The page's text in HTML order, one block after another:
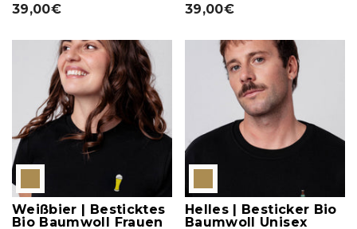
39,00€ 39,00€
Weißbier | Besticktes
Bio Baumwoll Frauen
Helles | Besticker Bio
Baumwoll Unisex